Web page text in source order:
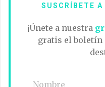
SUSCRÍBETE A
¡Únete a nuestra
gratis el boletín